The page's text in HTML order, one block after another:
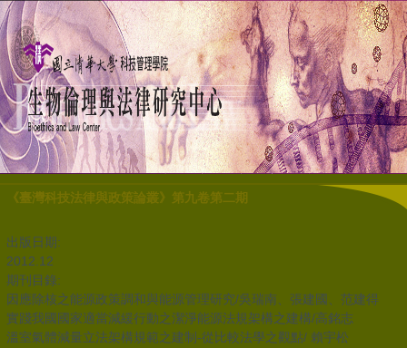
《臺灣科技法律與政策論叢》第九卷第二期
出版日期:
2012.12
期刊目錄:
因應除核之能源政策調和與能源管理研究/吳瑞南、張建國、范建得
實踐我國國家適當減緩行動之潔淨能源法規架構之建構/高銘志
溫室氣體減量立法架構規範之建制-從比較法學之觀點/ 賴宇松